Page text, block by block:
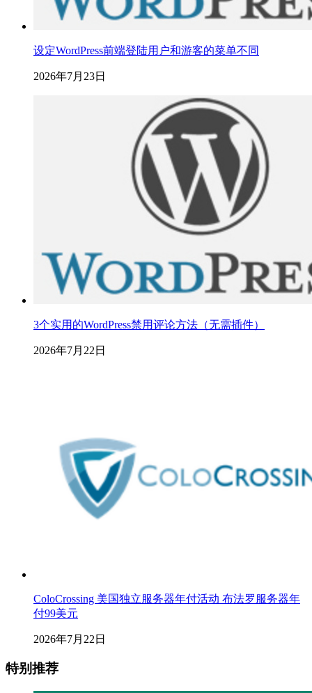
设定WordPress前端登陆用户和游客的菜单不同
2026年7月23日
3个实用的WordPress禁用评论方法（无需插件）
2026年7月22日
ColoCrossing 美国独立服务器年付活动 布法罗服务器年
付99美元
2026年7月22日
特别推荐